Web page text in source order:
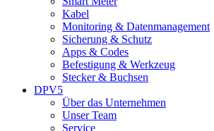
Kabel
Monitoring & Datenmanagement
Sicherung & Schutz
Apps & Codes
Befestigung & Werkzeug
Stecker & Buchsen
DPV5
Über das Unternehmen
Unser Team
Service